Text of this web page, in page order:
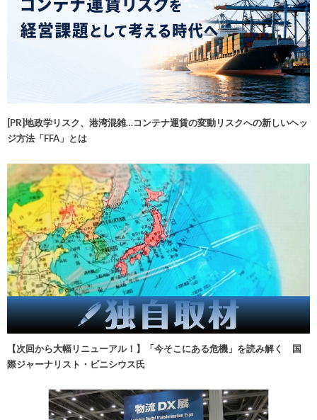
[PR]地政学リスク、港湾混雑…コンテナ運賃の変動リスクへの新しいヘッ
ジ方法「FFA」とは
【次回から大幅リニューアル！】「今そこにある危機」を読み解く 国
際ジャーナリスト・ビニシウス氏